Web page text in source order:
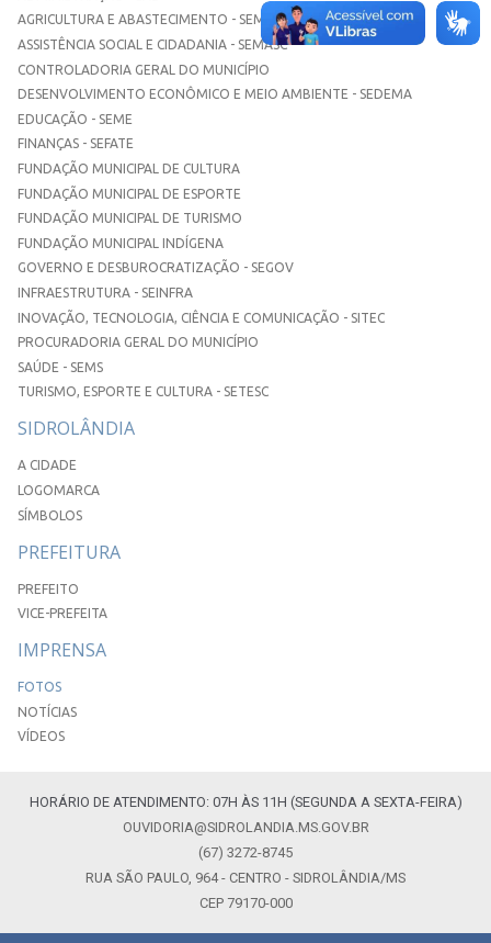
AGRICULTURA E ABASTECIMENTO - SEMAA
ASSISTÊNCIA SOCIAL E CIDADANIA - SEMASC
CONTROLADORIA GERAL DO MUNICÍPIO
DESENVOLVIMENTO ECONÔMICO E MEIO AMBIENTE - SEDEMA
EDUCAÇÃO - SEME
FINANÇAS - SEFATE
FUNDAÇÃO MUNICIPAL DE CULTURA
FUNDAÇÃO MUNICIPAL DE ESPORTE
FUNDAÇÃO MUNICIPAL DE TURISMO
FUNDAÇÃO MUNICIPAL INDÍGENA
GOVERNO E DESBUROCRATIZAÇÃO - SEGOV
INFRAESTRUTURA - SEINFRA
INOVAÇÃO, TECNOLOGIA, CIÊNCIA E COMUNICAÇÃO - SITEC
PROCURADORIA GERAL DO MUNICÍPIO
SAÚDE - SEMS
TURISMO, ESPORTE E CULTURA - SETESC
SIDROLÂNDIA
A CIDADE
LOGOMARCA
SÍMBOLOS
PREFEITURA
PREFEITO
VICE-PREFEITA
IMPRENSA
FOTOS
NOTÍCIAS
VÍDEOS
HORÁRIO DE ATENDIMENTO: 07H ÀS 11H (SEGUNDA A SEXTA-FEIRA)
OUVIDORIA@SIDROLANDIA.MS.GOV.BR
(67) 3272-8745
RUA SÃO PAULO, 964 - CENTRO - SIDROLÂNDIA/MS
CEP 79170-000